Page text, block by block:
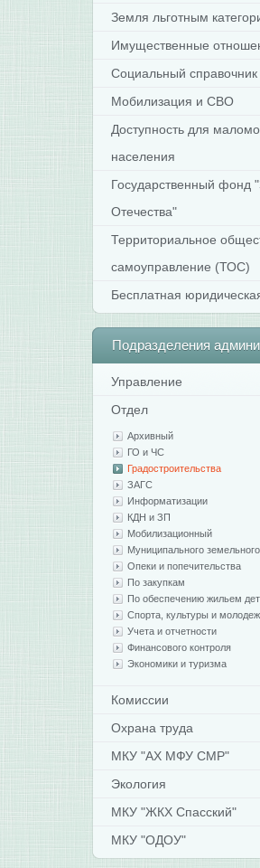
Земля льготным
Имущественные
Социальный справочник
Мобилизация и СВО
Доступность для
населения
Государственный фонд
Отечества"
Территориальное
самоуправление (ТОС)
Бесплатная
Подразделения
Управление
Отдел
Архивный
ГО и ЧС
Градостроительства
ЗАГС
Информатизации
КДН и ЗП
Мобилизационный
Муниципального
Опеки и попечительства
По закупкам
По обеспечению жильем
Спорта, культуры и
Учета и отчетности
Финансового контроля
Экономики и туризма
Комиссии
Охрана труда
МКУ "АХ МФУ СМР"
Экология
МКУ "ЖКХ Спасский"
МКУ "ОДОУ"